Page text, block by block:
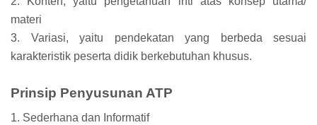
materi
3. Variasi, yaitu pendekatan yang berbeda sesuai
karakteristik peserta didik berkebutuhan khusus.
Prinsip Penyusunan ATP
1. Sederhana dan Informatif